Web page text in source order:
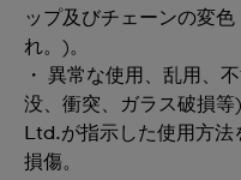
ップ及びチェーンの変
れ。)。
・ 異常な使用、乱用、
没、衝突、ガラス破損
Ltd.が指示した使用方
損傷。